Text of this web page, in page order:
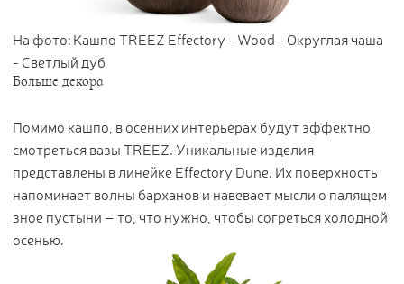
На фото: Кашпо TREEZ Effectory - Wood - Округлая чаша
- Светлый дуб
Больше декора
Помимо кашпо, в осенних интерьерах будут эффектно
смотреться вазы TREEZ. Уникальные изделия
представлены в линейке Effectory Dune. Их поверхность
напоминает волны барханов и навевает мысли о палящем
зное пустыни – то, что нужно, чтобы согреться холодной
осенью.